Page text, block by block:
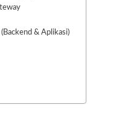
& Aplikasi)